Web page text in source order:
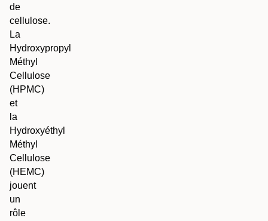
de
cellulose.
La
Hydroxypropyl
Méthyl
Cellulose
(HPMC)
et
la
Hydroxyéthyl
Méthyl
Cellulose
(HEMC)
jouent
un
rôle